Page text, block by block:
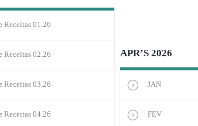
Receitas 01.26
Receitas 02.26
Receitas 03.26
Receitas 04.26
APR’S 2026
JAN
FEV